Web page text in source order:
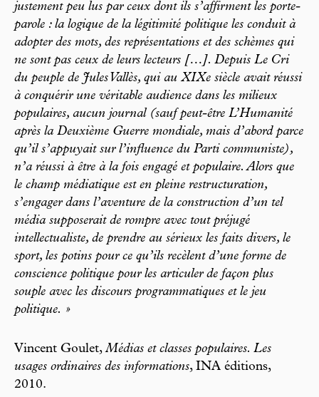
justement peu lus par ceux dont ils s’affirment les porte-
parole : la logique de la légitimité politique les conduit à
adopter des mots, des représentations et des schèmes qui
ne sont pas ceux de leurs lecteurs […]. Depuis Le Cri
du peuple de Jules Vallès, qui au XIXe siècle avait réussi
à conquérir une véritable audience dans les milieux
populaires, aucun journal (sauf peut-être L’Humanité
après la Deuxième Guerre mondiale, mais d’abord parce
qu’il s’appuyait sur l’influence du Parti communiste),
n’a réussi à être à la fois engagé et populaire. Alors que
le champ médiatique est en pleine restructuration,
s’engager dans l’aventure de la construction d’un tel
média supposerait de rompre avec tout préjugé
intellectualiste, de prendre au sérieux les faits divers, le
sport, les potins pour ce qu’ils recèlent d’une forme de
conscience politique pour les articuler de façon plus
souple avec les discours programmatiques et le jeu
politique. »
Vincent Goulet,Médias et classes populaires. Les
usages ordinaires des informations, INA éditions,
2010.